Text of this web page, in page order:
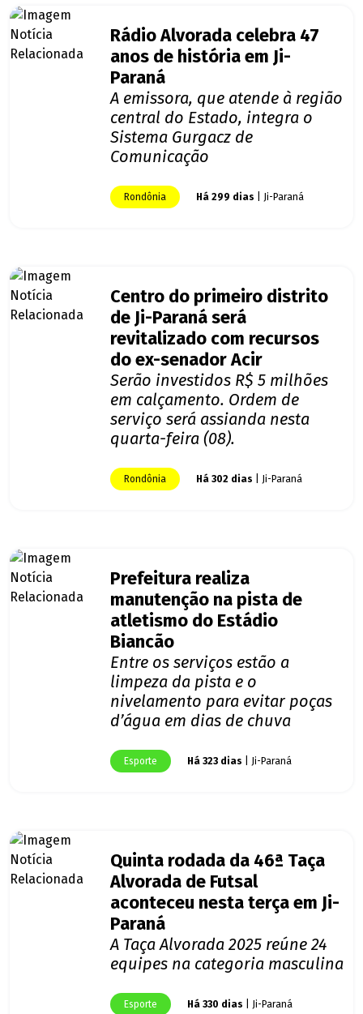
Rádio Alvorada celebra 47
anos de história em Ji-
Paraná
A emissora, que atende à região
central do Estado, integra o
Sistema Gurgacz de
Comunicação
Rondônia Há 299 dias | Ji-Paraná
Centro do primeiro distrito
de Ji-Paraná será
revitalizado com recursos
do ex-senador Acir
Serão investidos R$ 5 milhões
em calçamento. Ordem de
serviço será assianda nesta
quarta-feira (08).
Rondônia Há 302 dias | Ji-Paraná
Prefeitura realiza
manutenção na pista de
atletismo do Estádio
Biancão
Entre os serviços estão a
limpeza da pista e o
nivelamento para evitar poças
d’água em dias de chuva
Esporte Há 323 dias | Ji-Paraná
Quinta rodada da 46ª Taça
Alvorada de Futsal
aconteceu nesta terça em Ji-
Paraná
A Taça Alvorada 2025 reúne 24
equipes na categoria masculina
Esporte Há 330 dias | Ji-Paraná